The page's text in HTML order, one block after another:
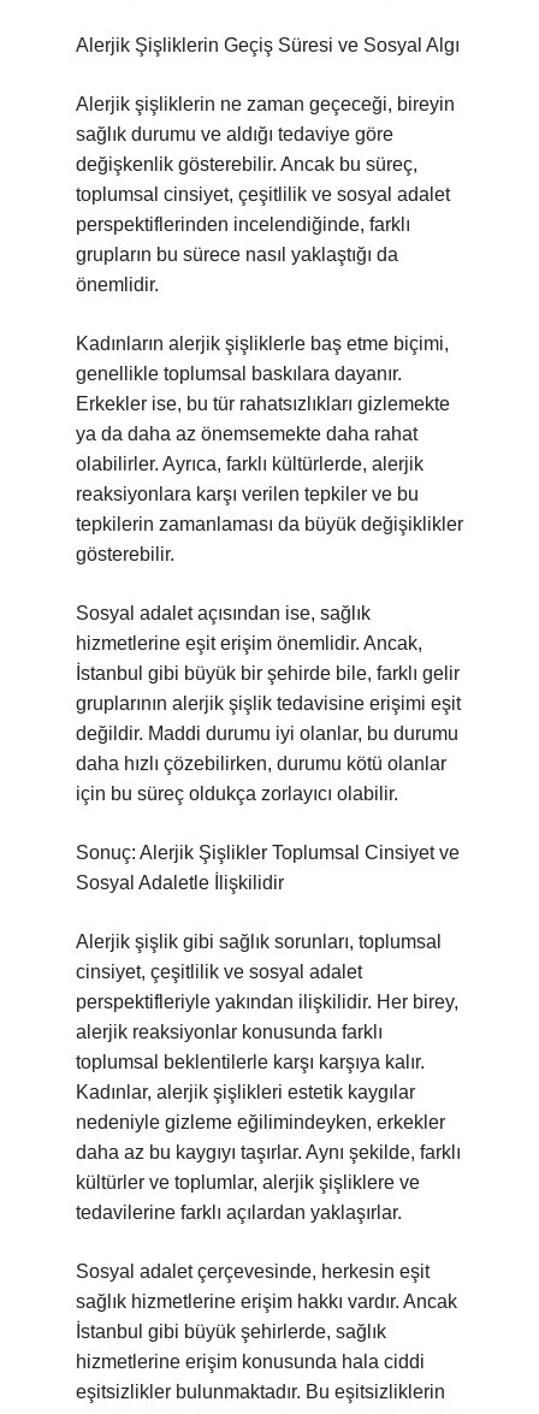
Alerjik Şişliklerin Geçiş Süresi ve Sosyal Algı
Alerjik şişliklerin ne zaman geçeceği, bireyin
sağlık durumu ve aldığı tedaviye göre
değişkenlik gösterebilir. Ancak bu süreç,
toplumsal cinsiyet, çeşitlilik ve sosyal adalet
perspektiflerinden incelendiğinde, farklı
grupların bu sürece nasıl yaklaştığı da
önemlidir.
Kadınların alerjik şişliklerle baş etme biçimi,
genellikle toplumsal baskılara dayanır.
Erkekler ise, bu tür rahatsızlıkları gizlemekte
ya da daha az önemsemekte daha rahat
olabilirler. Ayrıca, farklı kültürlerde, alerjik
reaksiyonlara karşı verilen tepkiler ve bu
tepkilerin zamanlaması da büyük değişiklikler
gösterebilir.
Sosyal adalet açısından ise, sağlık
hizmetlerine eşit erişim önemlidir. Ancak,
İstanbul gibi büyük bir şehirde bile, farklı gelir
gruplarının alerjik şişlik tedavisine erişimi eşit
değildir. Maddi durumu iyi olanlar, bu durumu
daha hızlı çözebilirken, durumu kötü olanlar
için bu süreç oldukça zorlayıcı olabilir.
Sonuç: Alerjik Şişlikler Toplumsal Cinsiyet ve
Sosyal Adaletle İlişkilidir
Alerjik şişlik gibi sağlık sorunları, toplumsal
cinsiyet, çeşitlilik ve sosyal adalet
perspektifleriyle yakından ilişkilidir. Her birey,
alerjik reaksiyonlar konusunda farklı
toplumsal beklentilerle karşı karşıya kalır.
Kadınlar, alerjik şişlikleri estetik kaygılar
nedeniyle gizleme eğilimindeyken, erkekler
daha az bu kaygıyı taşırlar. Aynı şekilde, farklı
kültürler ve toplumlar, alerjik şişliklere ve
tedavilerine farklı açılardan yaklaşırlar.
Sosyal adalet çerçevesinde, herkesin eşit
sağlık hizmetlerine erişim hakkı vardır. Ancak
İstanbul gibi büyük şehirlerde, sağlık
hizmetlerine erişim konusunda hala ciddi
eşitsizlikler bulunmaktadır. Bu eşitsizliklerin